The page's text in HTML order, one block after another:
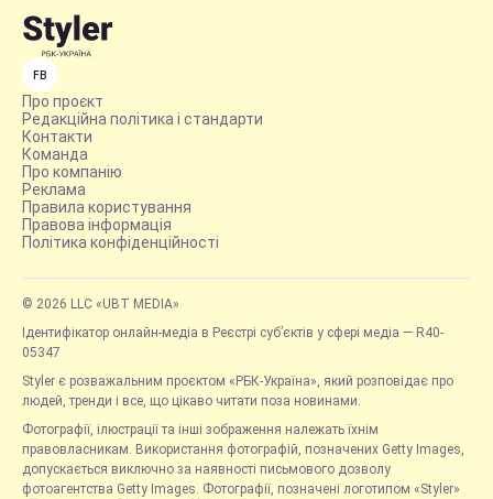
FB
Про проєкт
Редакційна політика і стандарти
Контакти
Команда
Про компанію
Реклама
Правила користування
Правова інформація
Політика конфіденційності
© 2026 LLC «UBT MEDIA»
Ідентифікатор онлайн-медіа в Реєстрі суб’єктів у сфері медіа — R40-
05347
Styler є розважальним проєктом «РБК-Україна», який розповідає про
людей, тренди і все, що цікаво читати поза новинами.
Фотографії, ілюстрації та інші зображення належать їхнім
правовласникам. Використання фотографій, позначених Getty Images,
допускається виключно за наявності письмового дозволу
фотоагентства Getty Images. Фотографії, позначені логотипом «Styler»